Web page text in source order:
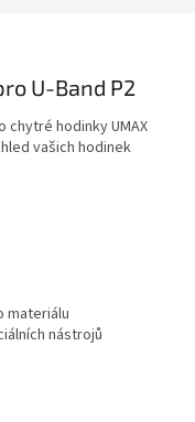
U-Band P2
chytré hodinky UMAX
vašich hodinek
materiálu
nástrojů